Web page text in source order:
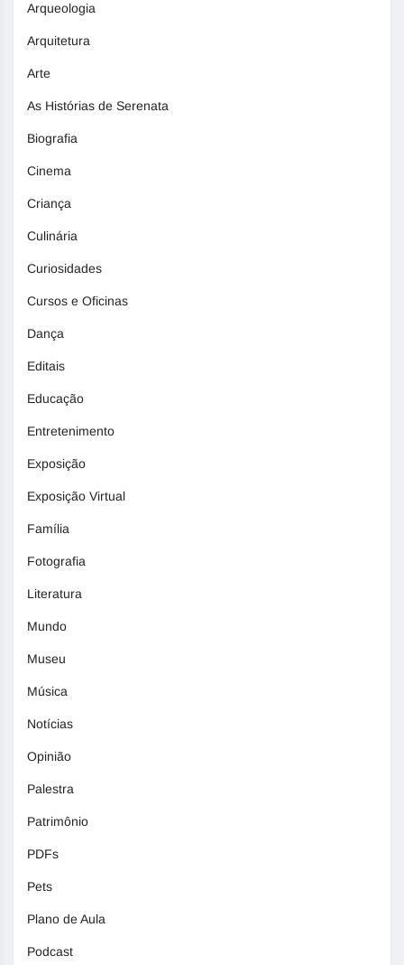
Arqueologia
Arquitetura
Arte
As Histórias de Serenata
Biografia
Cinema
Criança
Culinária
Curiosidades
Cursos e Oficinas
Dança
Editais
Educação
Entretenimento
Exposição
Exposição Virtual
Família
Fotografia
Literatura
Mundo
Museu
Música
Notícias
Opinião
Palestra
Patrimônio
PDFs
Pets
Plano de Aula
Podcast